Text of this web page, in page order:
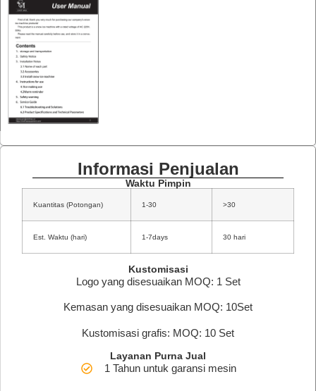
Informasi Penjualan
Waktu Pimpin
Kuantitas (Potongan) 1-30 >30
Est. Waktu (hari) 1-7days 30 hari
Kustomisasi
Logo yang disesuaikan MOQ: 1 Set
Kemasan yang disesuaikan MOQ: 10Set
Kustomisasi grafis: MOQ: 10 Set
Layanan Purna Jual
1 Tahun untuk garansi mesin